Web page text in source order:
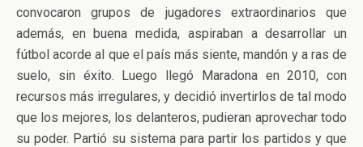
convocaron grupos de jugadores extraordinarios que
además, en buena medida, aspiraban a desarrollar un
fútbol acorde al que el país más siente, mandón y a ras de
suelo, sin éxito. Luego llegó Maradona en 2010, con
recursos más irregulares, y decidió invertirlos de tal modo
que los mejores, los delanteros, pudieran aprovechar todo
su poder. Partió su sistema para partir los partidos y que